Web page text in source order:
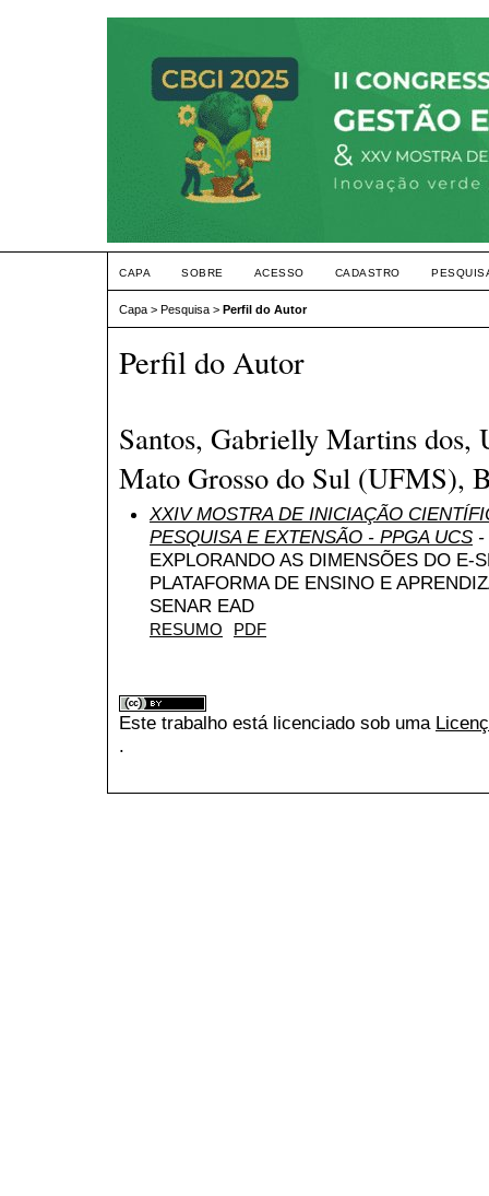
CAPA SOBRE ACESSO CADASTRO
Capa > Pesquisa > Perfil do Autor
Perfil do Autor
Santos, Gabrielly Martins dos,
Mato Grosso do Sul (UFMS),
XXIV MOSTRA DE INICIAÇÃO
PESQUISA E EXTENSÃO - PPGA UCS -
EXPLORANDO AS DIMENSÕES DO E-
PLATAFORMA DE ENSINO E
SENAR EAD
RESUMO PDF
Este trabalho está licenciado sob uma
.